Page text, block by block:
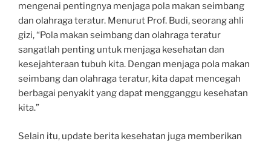
mengenai pentingnya menjaga pola makan seimbang
dan olahraga teratur. Menurut Prof. Budi, seorang ahli
gizi, “Pola makan seimbang dan olahraga teratur
sangatlah penting untuk menjaga kesehatan dan
kesejahteraan tubuh kita. Dengan menjaga pola makan
seimbang dan olahraga teratur, kita dapat mencegah
berbagai penyakit yang dapat mengganggu kesehatan
kita.”
Selain itu, update berita kesehatan juga memberikan